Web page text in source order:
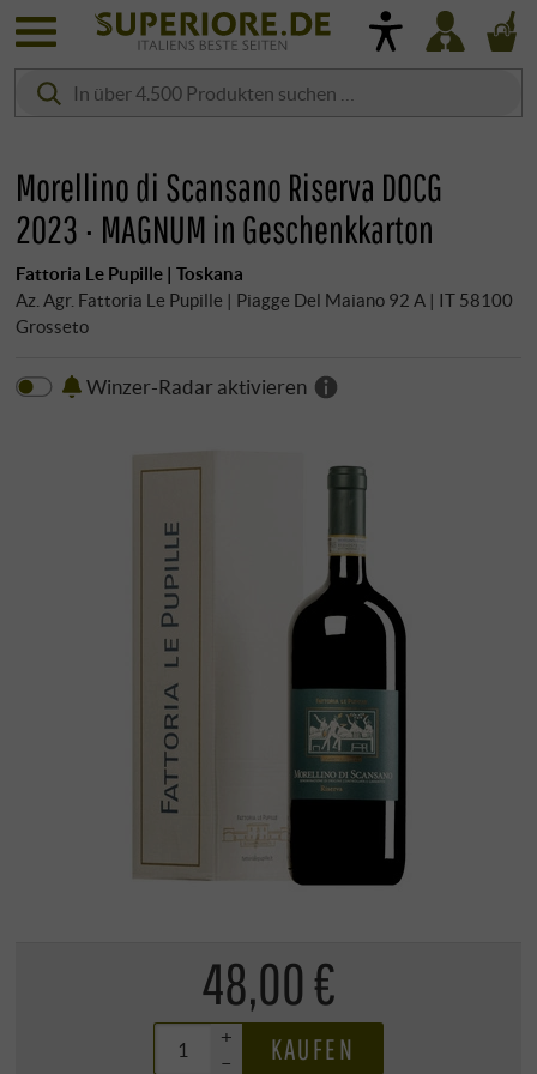
Morellino di Scansano Riserva DOCG
2023 · MAGNUM in Geschenkkarton
Fattoria Le Pupille | Toskana
Az. Agr. Fattoria Le Pupille | Piagge Del Maiano 92 A | IT 58100
Grosseto
Winzer-Radar aktivieren
48,00 €
+
–
KAUFEN